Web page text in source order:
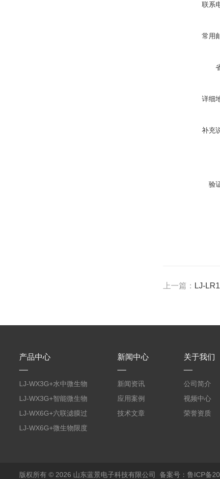
联系
常用
详细
补充
验
上一篇： LJ-
产品中心
LJ-WX3G+水中微生物
膜过滤装置
LJ-WX3G+智能微生物
限度仪
LJ-WX6G+六联滤膜过
滤器
LJ-WX6G+微生物限度
新闻中心
新闻资讯
应用案例
技术文章
关于我们
公司简介
视频中心
荣誉资质
版权所有 © 2026 山东蓝景电子科技有限公司 备案号：鲁ICP备